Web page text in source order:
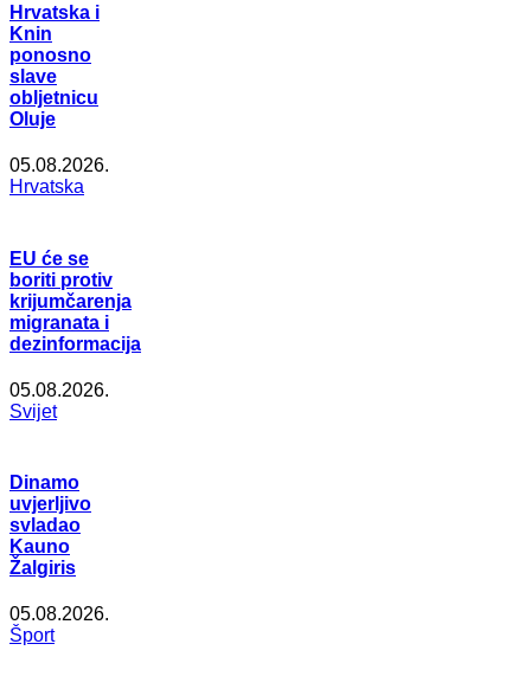
Hrvatska i
Knin
ponosno
slave
obljetnicu
Oluje
05.08.2026.
Hrvatska
EU će se
boriti protiv
krijumčarenja
migranata i
dezinformacija
05.08.2026.
Svijet
Dinamo
uvjerljivo
svladao
Kauno
Žalgiris
05.08.2026.
Šport